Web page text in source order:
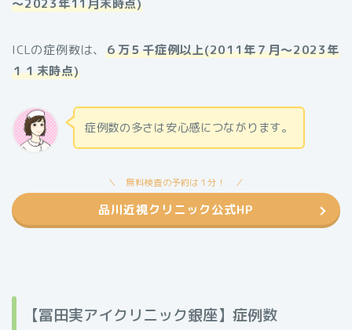
ICLの症例数は、 ６万５千症例以上(2011年７月～2023年
１１末時点)
症例数の多さは安心感につながります。
無料検査の予約は１分！
品川近視クリニック公式HP
【冨田実アイクリニック銀座】症例数